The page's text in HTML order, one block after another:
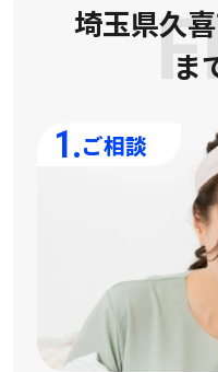
埼玉県久
ま
1.ご相談